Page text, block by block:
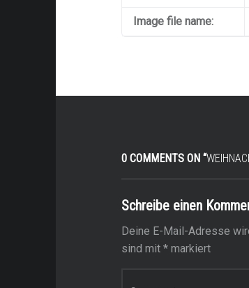
Image file name:
0 COMMENTS ON “
Schreibe einen
Deine E-Mail-Adresse
sind mit* markiert